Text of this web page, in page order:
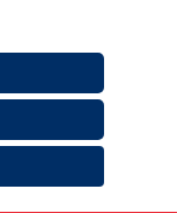
aan
en
de Refontiro’.